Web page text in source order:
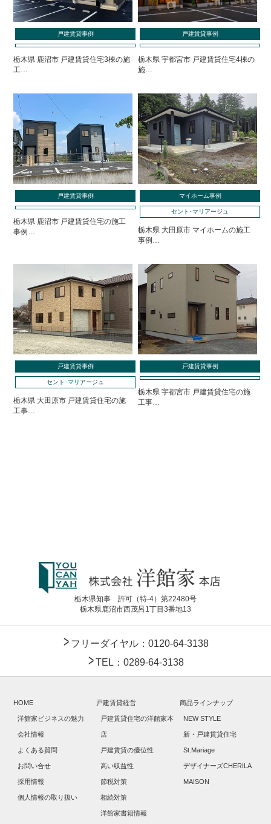
戸建賃貸事例
栃木県 鹿沼市 戸建賃貸住宅3棟の施
工…
戸建賃貸事例
栃木県 宇都宮市 戸建賃貸住宅4棟の
施…
戸建賃貸事例
栃木県 鹿沼市 戸建賃貸住宅の施工
事例…
マイホーム事例
セント･マリアージュ
栃木県 大田原市 マイホームの施工
事例…
戸建賃貸事例
セント･マリアージュ
栃木県 大田原市 戸建賃貸住宅の施
工事…
戸建賃貸事例
栃木県 宇都宮市 戸建賃貸住宅の施
工事…
栃木県知事 許可（特-4）第22480号
栃木県鹿沼市西茂呂1丁目3番地13
フリーダイヤル：0120-64-3138
TEL：0289-64-3138
HOME
洋館家ビジネスの魅力
会社情報
よくある質問
お問い合せ
採用情報
個人情報の取り扱い
戸建賃貸経営
戸建賃貸住宅の洋館家本
店
戸建賃貸の優位性
高い収益性
節税対策
相続対策
洋館家書籍情報
商品ラインナップ
NEW STYLE
新・戸建賃貸住宅
St.Mariage
デザイナーズCHERILA
MAISON